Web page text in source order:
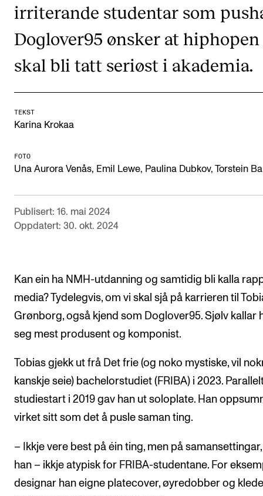
AKTUELT
Arrangementer og konserter
Nyheter og historier
Ledige stillinger
Om Norges musikkhøgskole
For ansatte og studenter
irriterande studentar som
Doglover95 ønsker at hiphopen
skal bli tatt seriøst i akademia.
TEKST
Karina Krokaa
FOTO
Una Aurora Venås, Emil Lewe, Paulina Dubkov, Torstein
Publisert: 16. mai 2024
Oppdatert: 30. okt. 2024
Kan ein ha NMH-utdanning og samtidig bli kalla
media? Tydelegvis, om vi skal sjå på karrieren til
Grønborg, også kjend som Doglover95. Sjølv kallar
seg mest produsent og komponist.
Tobias gjekk ut frå Det frie (og noko mystiske, vil
kanskje seie) bachelorstudiet (FRIBA) i 2023.
studiestart i 2019 gav han ut soloplate. Han
virket sitt som det å pusle saman ting.
– Ikkje vere best på éin ting, men på
han – ikkje atypisk for FRIBA-studentane. For
designar han eigne platecover, øyredobber og